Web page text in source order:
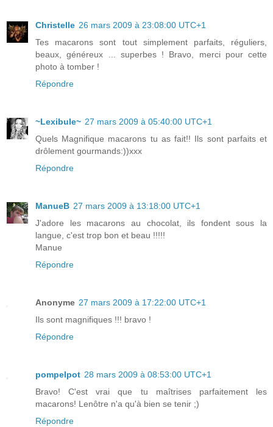
Christelle 26 mars 2009 à 23:08:00 UTC+1
Tes macarons sont tout simplement parfaits, réguliers,
beaux, généreux ... superbes ! Bravo, merci pour cette
photo à tomber !
Répondre
~Lexibule~ 27 mars 2009 à 05:40:00 UTC+1
Quels Magnifique macarons tu as fait!! Ils sont parfaits et
drôlement gourmands:))xxx
Répondre
ManueB 27 mars 2009 à 13:18:00 UTC+1
J'adore les macarons au chocolat, ils fondent sous la
langue, c'est trop bon et beau !!!!!
Manue
Répondre
Anonyme 27 mars 2009 à 17:22:00 UTC+1
Ils sont magnifiques !!! bravo !
Répondre
pompelpot 28 mars 2009 à 08:53:00 UTC+1
Bravo! C'est vrai que tu maîtrises parfaitement les
macarons! Lenôtre n'a qu'à bien se tenir ;)
Répondre